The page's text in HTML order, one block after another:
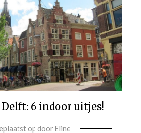
6 indoor uitjes!
op door Eline